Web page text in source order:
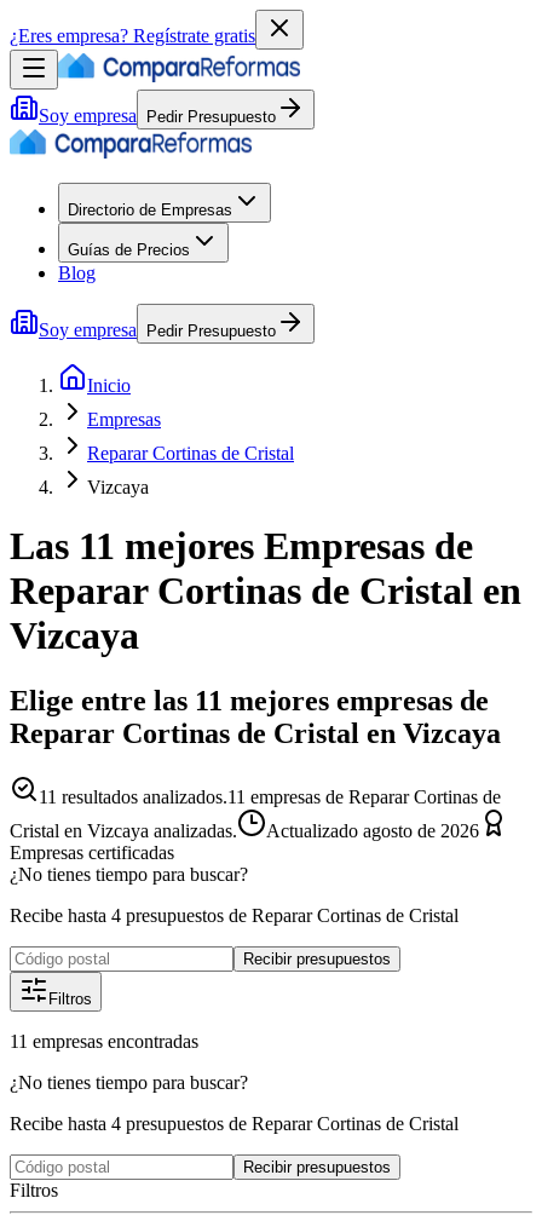
¿Eres empresa? Regístrate gratis
Soy empresa Pedir Presupuesto
Directorio de Empresas
Guías de Precios
Blog
Soy empresa Pedir Presupuesto
Inicio
Empresas
Reparar Cortinas de Cristal
Vizcaya
Las 11 mejores Empresas de
Reparar Cortinas de Cristal en
Vizcaya
Elige entre las 11 mejores empresas de
Reparar Cortinas de Cristal en Vizcaya
11 resultados analizados.11 empresas de Reparar Cortinas de
Cristal en Vizcaya analizadas.
Actualizado agosto de 2026
Empresas certificadas
¿No tienes tiempo para buscar?
Recibe hasta 4 presupuestos de Reparar Cortinas de Cristal
Recibir presupuestos
Filtros
11 empresas encontradas
¿No tienes tiempo para buscar?
Recibe hasta 4 presupuestos de Reparar Cortinas de Cristal
Recibir presupuestos
Filtros